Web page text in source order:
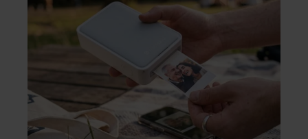
herinneringen op. Daar begon hun leven
samen en werd dochter Lola geboren.